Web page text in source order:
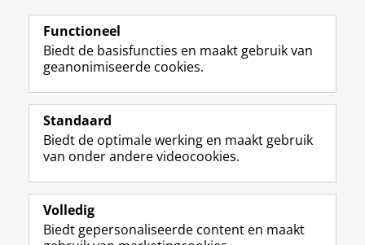
Volg de RUG
F
a
e
b
o
p
a
L
i
k
e
I
-
p
R
S
-
f
e
R
I
n
t
r
m
Y
o
T
e
k
Studiekiezers
Alumni
Over ons
Functioneel
Biedt de basisfuncties en maakt gebruik van
geanonimiseerde cookies.
Standaard
Biedt de optimale werking en maakt gebruik
van onder andere videocookies.
Volledig
Biedt gepersonaliseerde content en maakt